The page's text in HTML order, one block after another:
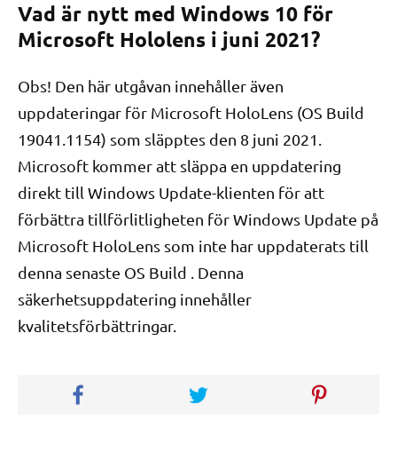
Vad är nytt med Windows 10 för
Microsoft Hololens i juni 2021?
Obs! Den här utgåvan innehåller även
uppdateringar för Microsoft HoloLens (OS Build
19041.1154) som släpptes den 8 juni 2021.
Microsoft kommer att släppa en uppdatering
direkt till Windows Update-klienten för att
förbättra tillförlitligheten för Windows Update på
Microsoft HoloLens som inte har uppdaterats till
denna senaste OS Build . Denna
säkerhetsuppdatering innehåller
kvalitetsförbättringar.